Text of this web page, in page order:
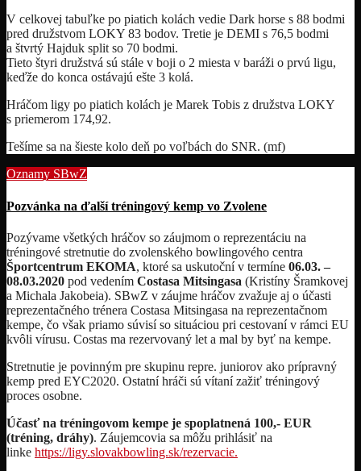
V celkovej tabuľke po piatich kolách vedie Dark horse s 88 bodmi
pred družstvom LOKY 83 bodov. Tretie je DEMI s 76,5 bodmi
a štvrtý Hajduk split so 70 bodmi.
Tieto štyri družstvá sú stále v boji o 2 miesta v baráži o prvú ligu,
keďže do konca ostávajú ešte 3 kolá.
Hráčom ligy po piatich kolách je Marek Tobis z družstva LOKY
s priemerom 174,92.
Tešíme sa na šieste kolo deň po voľbách do SNR. (mf)
Oznamy SBwZ
Pozvánka na ďalší tréningový kemp vo Zvolene
Pozývame všetkých hráčov so záujmom o reprezentáciu na
tréningové stretnutie do zvolenského bowlingového centra
Športcentrum EKOMA, ktoré sa uskutoční v termíne 06.03. –
08.03.2020 pod vedením Costasa Mitsingasa (Kristíny Šramkovej
a Michala Jakobeia). SBwZ v záujme hráčov zvažuje aj o účasti
reprezentačného trénera Costasa Mitsingasa na reprezentačnom
kempe, čo však priamo súvisí so situáciou pri cestovaní v rámci EU
kvôli vírusu. Costas ma rezervovaný let a mal by byť na kempe.
Stretnutie je povinným pre skupinu repre. juniorov ako prípravný
kemp pred EYC2020. Ostatní hráči sú vítaní zažiť tréningový
proces osobne.
Účasť na tréningovom kempe je spoplatnená 100,- EUR
(tréning, dráhy). Záujemcovia sa môžu prihlásiť na
linke https://ligy.slovakbowling.sk/rezervacie.